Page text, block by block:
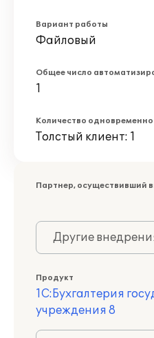
Вариант работы
Файловый
Общее число
1
Количество
Толстый клиент: 1
Партнер, осуществивший
Другие
Продукт
1С:Бухгалтерия
учреждения 8